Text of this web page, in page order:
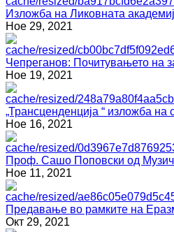
Изложба на Ликовната
Ное 29, 2021
Чепреганов: Почитувањето на
Ное 19, 2021
„Трансценденција “ изложба
Ное 16, 2021
Проф. Сашо Поповски од
Ное 11, 2021
Предавање во рамките на
Окт 29, 2021